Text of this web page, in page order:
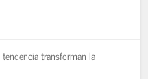
transforman la